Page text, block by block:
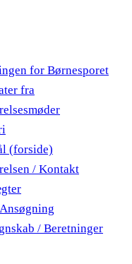
for Børnesporet
fra
(forside)
/ Kontakt
Ansøgning
/ Beretninger